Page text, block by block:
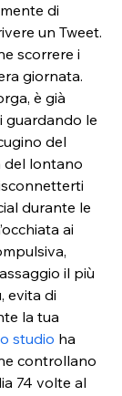
di
un Tweet.
scorrere i
giornata.
è già
guardando le
del
del lontano
durante le
ai
il più
evita di
la tua
studio ha
controllano
74 volte al